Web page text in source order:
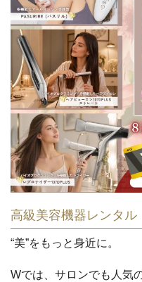
高級美容機器レンタル
“美”をもっと身近に。
Wでは、サロンでも人気